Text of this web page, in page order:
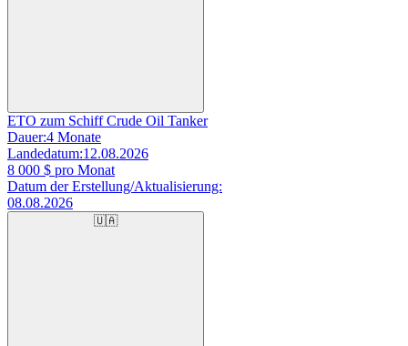
ETO zum Schiff Crude Oil Tanker
Dauer:4 Monate
Landedatum:12.08.2026
8 000 $ pro Monat
Datum der Erstellung/Aktualisierung:
08.08.2026
🇺🇦